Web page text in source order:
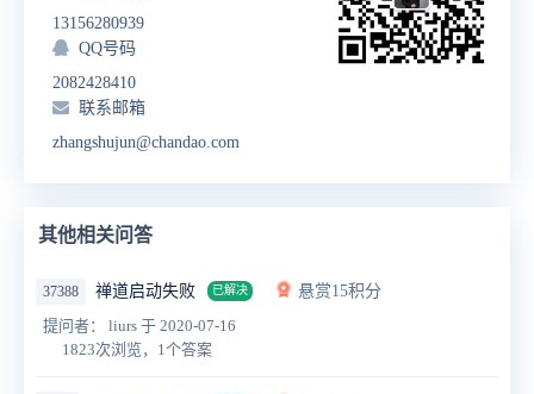
13156280939
QQ号码
2082428410
联系邮箱
zhangshujun@chandao.com
其他相关问答
37388 禅道启动失败 已解决
悬赏15积分
提问者： liurs 于 2020-07-16
1823次浏览，1个答案